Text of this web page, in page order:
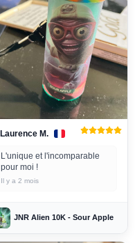
Laurence M.
L'unique et l'incomparable
pour moi !
Il y a 2 mois
JNR Alien 10K - Sour Apple